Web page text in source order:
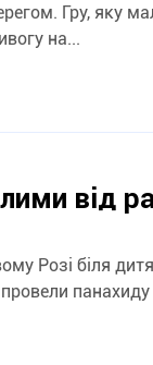
Гру, яку
на...
від
Розі біля